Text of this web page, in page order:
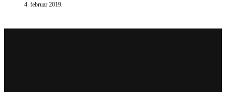
4. februar 2019.